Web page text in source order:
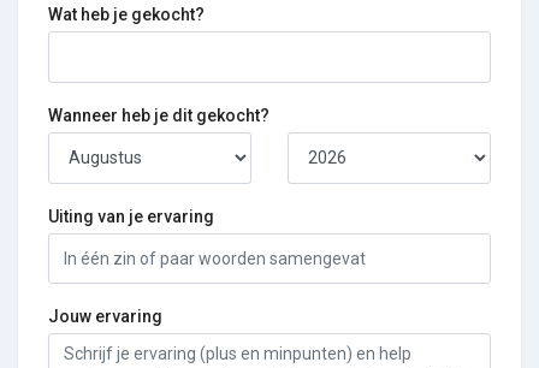
Wat heb je gekocht?
Wanneer heb je dit gekocht?
Uiting van je ervaring
Jouw ervaring